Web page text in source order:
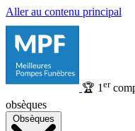
Aller au contenu principal
🏆 1 er
obsèques
Obsèques